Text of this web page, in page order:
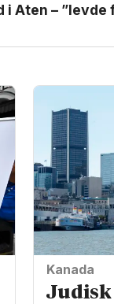
Aten –
Kanada
Judisk